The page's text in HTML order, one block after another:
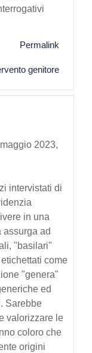
Permalink
genitore
2023,
intervistati di
in una
ad
"basilari"
come
"genera"
ed
Sarebbe
valorizzare le
coloro che
origini